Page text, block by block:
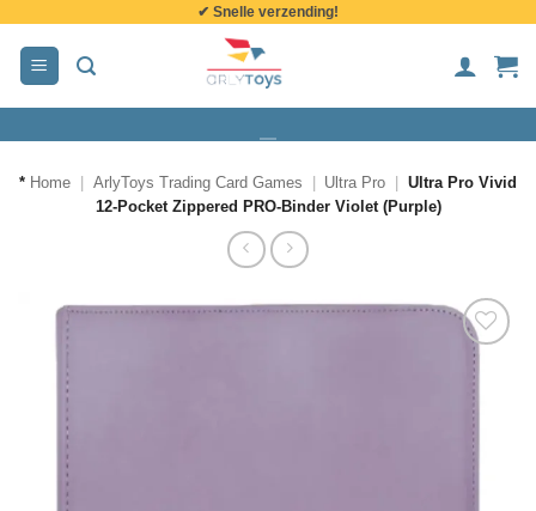
inhoud
✔ Snelle verzending!
* Home ArlyToys Trading Card Games Ultra Pro
Ultra Pro Vivid
12-Pocket Zippered PRO-Binder Violet (Purple)